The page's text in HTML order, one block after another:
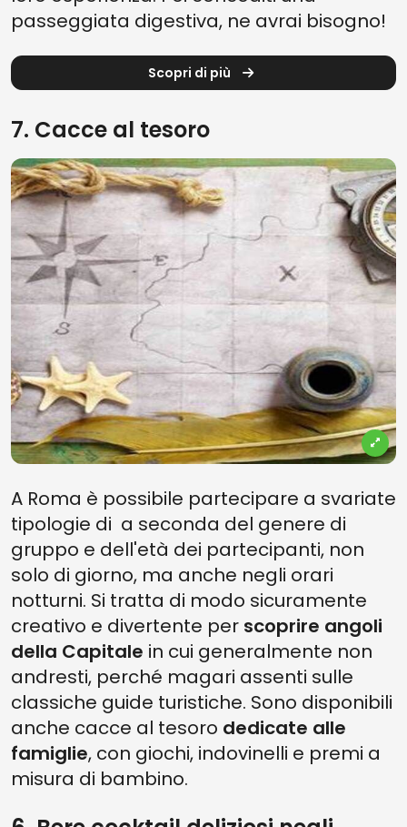
passeggiata digestiva, ne avrai bisogno!
Scopri di più
7. Cacce al tesoro
A Roma è possibile partecipare a svariate
tipologie di a seconda del genere di
gruppo e dell'età dei partecipanti, non
solo di giorno, ma anche negli orari
notturni. Si tratta di modo sicuramente
creativo e divertente per scoprire angoli
della Capitale in cui generalmente non
andresti, perché magari assenti sulle
classiche guide turistiche. Sono disponibili
anche cacce al tesoro dedicate alle
famiglie, con giochi, indovinelli e premi a
misura di bambino.